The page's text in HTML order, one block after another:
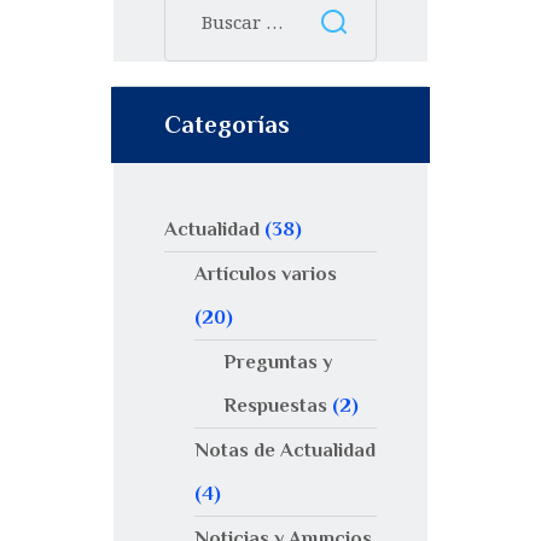
Categorías
Actualidad (38)
Artículos varios
(20)
Preguntas y
Respuestas (2)
Notas de Actualidad
(4)